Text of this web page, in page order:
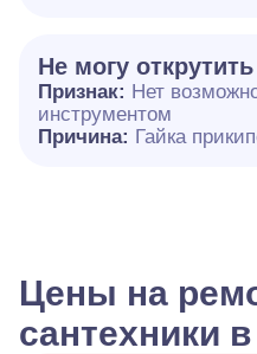
Не могу
Признак: Нет
инструментом
Причина: Гайка
Цены на
сантехники